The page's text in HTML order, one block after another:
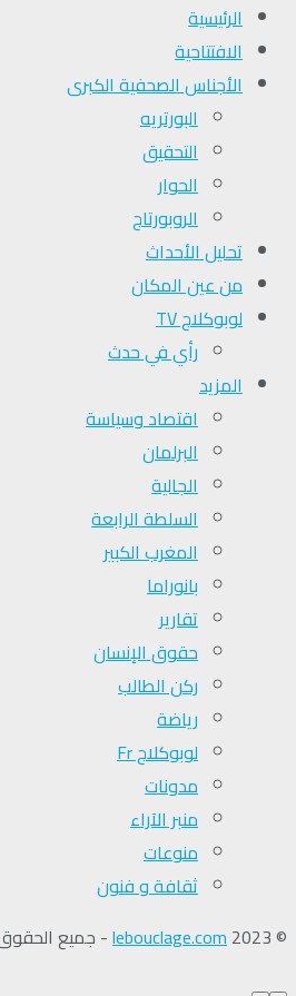
الرئيسية
الافتتاحية
الأجناس الصحفية الكبرى
البورتريه
التحقیق
الحوار
الروبورتاج
تحلیل الأحداث
من عين المكان
لوبوكلاج TV
رأي في حدث
المزيد
اقتصاد وسياسة
البرلمان
الجالية
السلطة الرابعة
المغرب الكبير
بانوراما
تقارير
حقوق الإنسان
ركن الطالب
رياضة
لوبوكلاج Fr
مدونات
منبر الآراء
منوعات
ثقافة و فنون
© 2023
lebouclage.com- جميع